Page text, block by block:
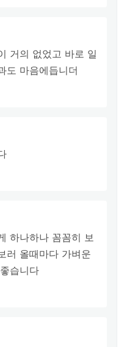
거의 없었고 바로 일
도 마음에듭니더
하나하나 꼼꼼히 보
러 올때마다 가벼운
습니다